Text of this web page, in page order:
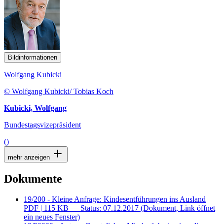
Bildinformationen
Wolfgang Kubicki
© Wolfgang Kubicki/ Tobias Koch
Kubicki, Wolfgang
Bundestagsvizepräsident
()
mehr anzeigen
Dokumente
19/200 - Kleine Anfrage: Kindesentführungen ins Ausland
PDF | 115 KB — Status: 07.12.2017 (Dokument, Link öffnet
ein neues Fenster)